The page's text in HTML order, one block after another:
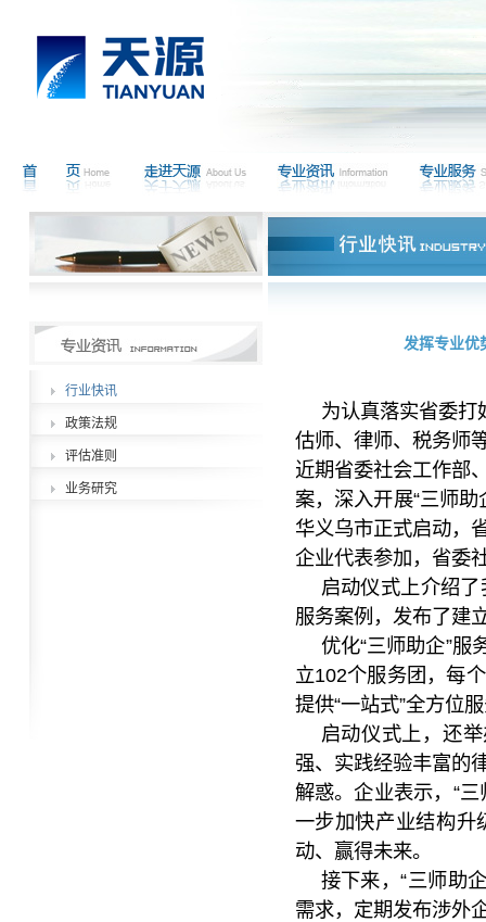
行业快讯
政策法规
评估准则
业务研究
发挥专业优
为认真落实省委打
估师、律师、税务师
近期省委社会工作部
案，深入开展“三师
华义乌市正式启动，
企业代表参加，省委
启动仪式上介绍
服务案例，发布了建
优化“三师助企”服
立102个服务团，每
提供“一站式”全方位
启动仪式上，还
强、实践经验丰富的
解惑。企业表示，“
一步加快产业结构升
动、赢得未来。
接下来，“三师助
需求，定期发布涉外